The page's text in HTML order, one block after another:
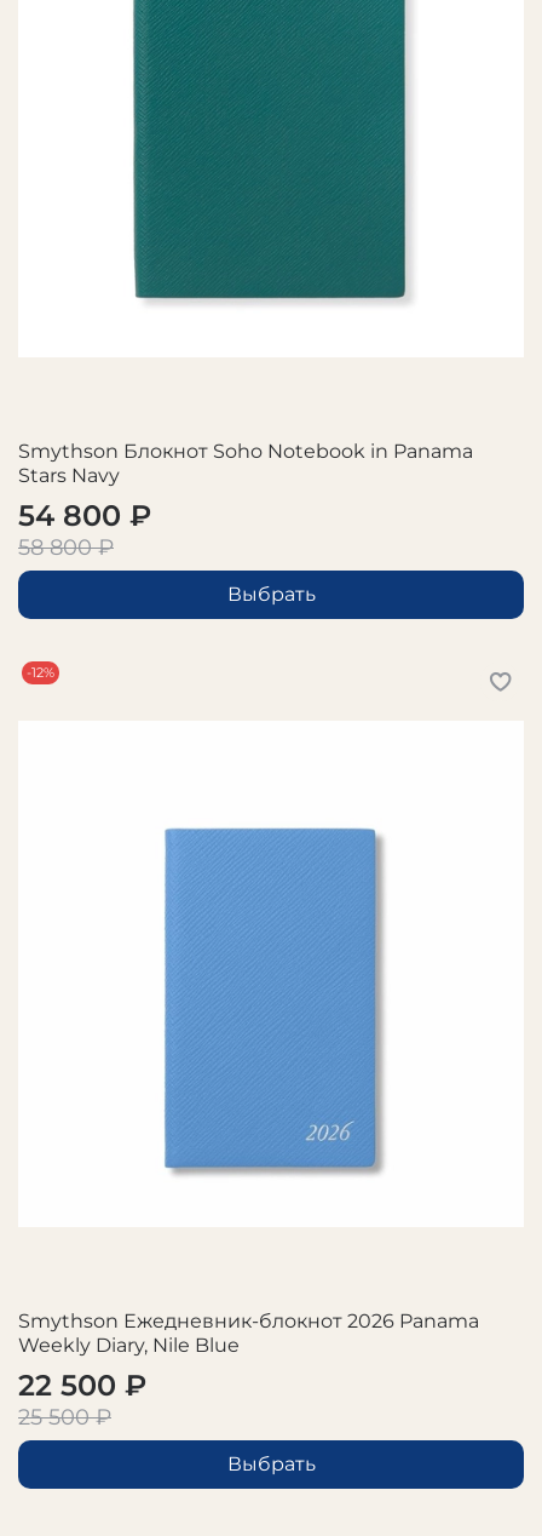
Smythson Блокнот Soho Notebook in Panama
Stars Navy
54 800 ₽
58 800 ₽
Выбрать
-12%
Smythson Ежедневник-блокнот 2026 Panama
Weekly Diary, Nile Blue
22 500 ₽
25 500 ₽
Выбрать